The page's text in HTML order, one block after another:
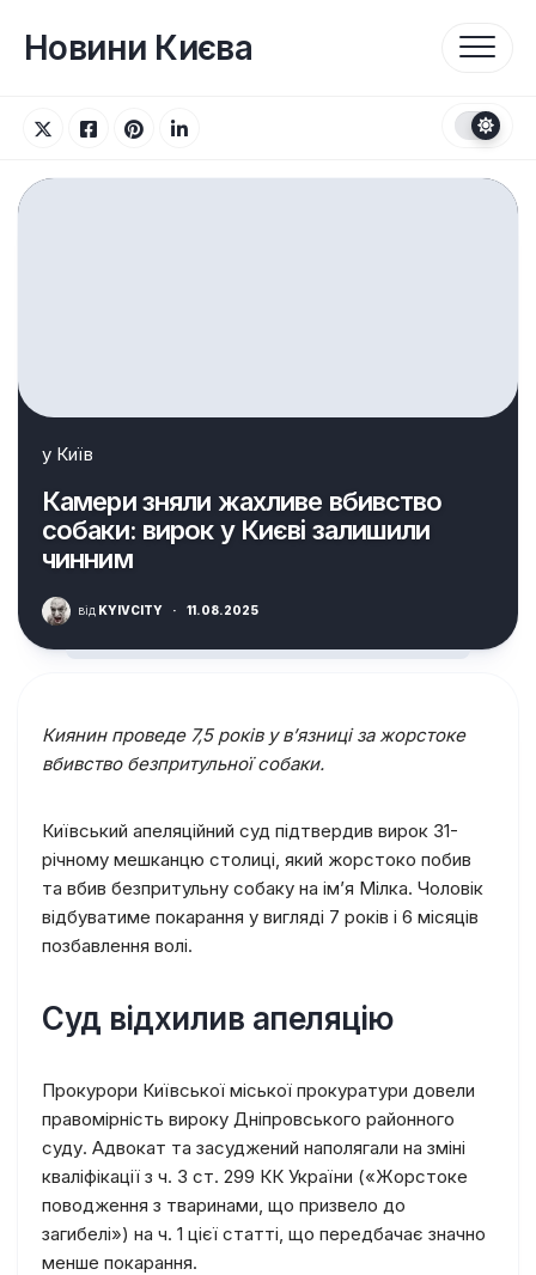
вмістуНовини Києва
у Київ
Камери зняли жахливе вбивство
собаки: вирок у Києві залишили
чинним
від KYIVCITY · 11.08.2025
Киянин проведе 7,5 років у в’язниці за жорстоке
вбивство безпритульної собаки.
Київський апеляційний суд підтвердив вирок 31-
річному мешканцю столиці, який жорстоко побив
та вбив безпритульну собаку на ім’я Мілка. Чоловік
відбуватиме покарання у вигляді 7 років і 6 місяців
позбавлення волі.
Суд відхилив апеляцію
Прокурори Київської міської прокуратури довели
правомірність вироку Дніпровського районного
суду. Адвокат та засуджений наполягали на зміні
кваліфікації з ч. 3 ст. 299 КК України («Жорстоке
поводження з тваринами, що призвело до
загибелі») на ч. 1 цієї статті, що передбачає значно
менше покарання.